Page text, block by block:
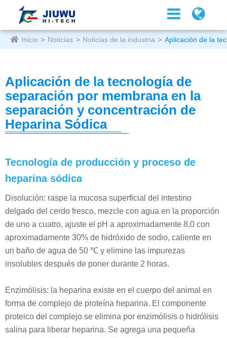
Inicio Noticias Noticias de la industria Aplicación de la
Aplicación de la tecnología de
separación por membrana en la
separación y concentración de
Heparina Sódica
Tecnología de producción y proceso de
heparina sódica
Disolución: raspe la mucosa superficial del intestino
delgado del cerdo fresco, mezcle con agua en la proporción
de uno a cuatro, ajuste el pH a aproximadamente 8,0 con
aproximadamente 30% de hidróxido de sodio, caliente en
un baño de agua de 50 ℃ y elimine las impurezas
insolubles después de poner durante 2 horas.
Enzimólisis: la heparina existe en el cuerpo del animal en
forma de complejo de proteína heparina. El componente
proteico del complejo se elimina por enzimólisis o hidrólisis
salina para liberar heparina. Se agrega una pequeña